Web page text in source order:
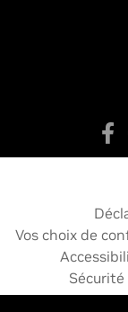
Vos choix de